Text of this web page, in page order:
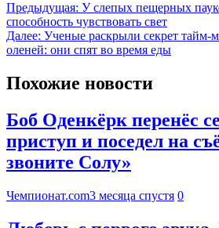
Предыдущая: У слепых пещерных
способность чувствовать свет
Далее: Ученые раскрыли секрет тайм-
оленей: они спят во время еды
Похожие новости
Боб Оденкёрк перенёс
приступ и поседел на
звоните Солу»
Чемпионат.com3 месяца спустя 0